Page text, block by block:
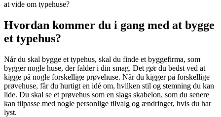
at vide om typehuse?
Hvordan kommer du i gang med at bygge
et typehus?
Når du skal bygge et typehus, skal du finde et byggefirma, som
bygger nogle huse, der falder i din smag. Det gør du bedst ved at
kigge på nogle forskellige prøvehuse. Når du kigger på forskellige
prøvehuse, får du hurtigt en idé om, hvilken stil og stemning du kan
lide. Du skal se et prøvehus som en slags skabelon, som du senere
kan tilpasse med nogle personlige tilvalg og ændringer, hvis du har
lyst.